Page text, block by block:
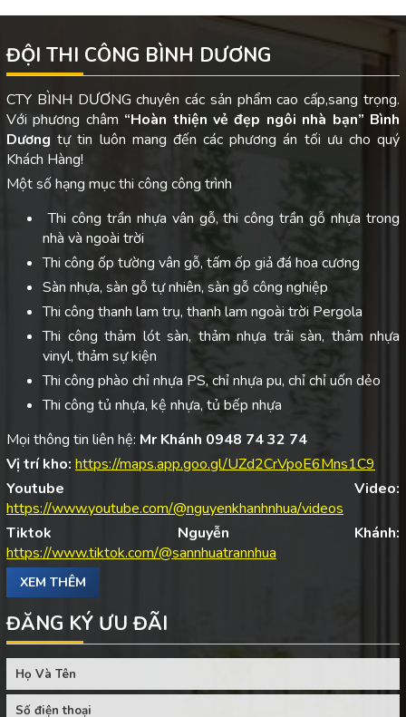
ĐỘI THI CÔNG BÌNH DƯƠNG
CTY BÌNH DƯƠNG chuyên các sản phẩm cao cấp,sang trọng.
Với phương châm “Hoàn thiện vẻ đẹp ngôi nhà bạn” Bình
Dươngtự tin luôn mang đến các phương án tối ưu cho quý
Khách Hàng!
Một số hạng mục thi công công trình
Thi công trần nhựa vân gỗ, thi công trần gỗ nhựa trong
nhà và ngoài trời
Thi công ốp tường vân gỗ, tấm ốp giả đá hoa cương
Sàn nhựa, sàn gỗ tự nhiên, sàn gỗ công nghiệp
Thi công thanh lam trụ, thanh lam ngoài trời Pergola
Thi công thảm lót sàn, thảm nhựa trải sàn, thảm nhựa
vinyl, thảm sự kiện
Thi công phào chỉ nhựa PS, chỉ nhựa pu, chỉ chỉ uốn dẻo
Thi công tủ nhựa, kệ nhựa, tủ bếp nhựa
Mọi thông tin liên hệ: Mr Khánh 0948 74 32 74
Vị trí kho: https://maps.app.goo.gl/UZd2CrVpoE6Mns1C9
Youtube Video:
https://www.youtube.com/@nguyenkhanhnhua/videos
Tiktok Nguyễn Khánh:
https://www.tiktok.com/@sannhuatrannhua
XEM THÊM
ĐĂNG KÝ ƯU ĐÃI